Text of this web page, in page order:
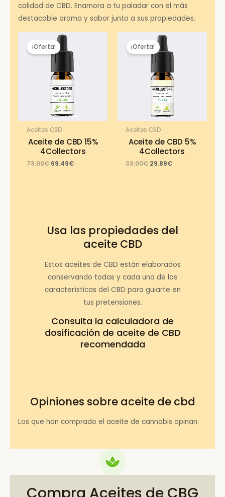
calidad de CBD. Enamora a tu paladar con el más
destacable aroma y sabor junto a sus propiedades.
¡Oferta!
Aceites CBD
Aceite de CBD 15%
4Collectors
73.00€ Original
69.49€Current
¡Oferta!
Aceites CBD
Aceite de CBD 5%
4Collectors
33.00€ Original
29.89€Current
Usa las propiedades del
aceite CBD
Estos aceites de CBD están elaborados
conservando todas y cada una de las
características del CBD para guiarte en
tus pretensiones.
Consulta la calculadora de
dosificación de aceite de CBD
recomendada
Opiniones sobre aceite de cbd
Los que han comprado el aceite de cannabis opinan: